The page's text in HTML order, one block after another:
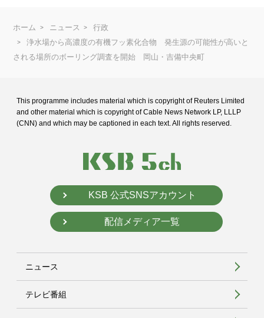
ホーム ニュース
行政
浄水場から高濃度の有機フッ素化合物 発生源の可能性が高いと
される場所のボーリング調査を開始 岡山・吉備中央町
This programme includes material which is copyright of Reuters Limited
and other material which is copyright of Cable News Network LP, LLLP
(CNN) and which may be captioned in each text. All rights reserved.
KSB 公式SNSアカウント
配信メディア一覧
ニュース
テレビ番組